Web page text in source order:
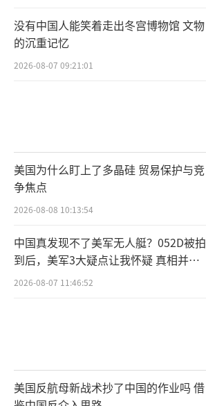
没有中国人能笑着走出冬宫博物馆 文物
的沉重记忆
2026-08-07 09:21:01
美国为什么盯上了多晶硅 贸易保护与竞
争焦点
2026-08-08 10:13:54
中国真发现不了美军无人艇？052D被拍
到后，美军3大疑点让我怀疑 真相并非
如此
2026-08-07 11:46:52
美国反航母新战术抄了中国的作业吗 借